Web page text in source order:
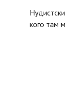
кого там